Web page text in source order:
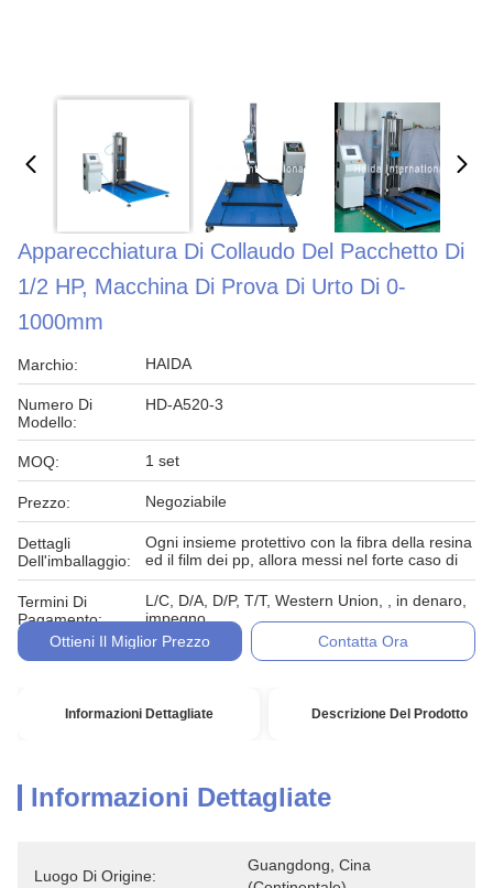
Apparecchiatura Di Collaudo Del Pacchetto Di
1/2 HP, Macchina Di Prova Di Urto Di 0-
1000mm
Marchio: HAIDA
Numero Di
Modello:
HD-A520-3
MOQ: 1 set
Prezzo: Negoziabile
Dettagli
Dell'imballaggio:
Ogni insieme protettivo con la fibra della resina
ed il film dei pp, allora messi nel forte caso di
Termini Di
Pagamento:
L/C, D/A, D/P, T/T, Western Union, , in denaro,
impegno
Ottieni Il Miglior Prezzo
Contatta Ora
Informazioni Dettagliate Descrizione Del Prodotto
Informazioni Dettagliate
Luogo Di Origine:
Guangdong, Cina